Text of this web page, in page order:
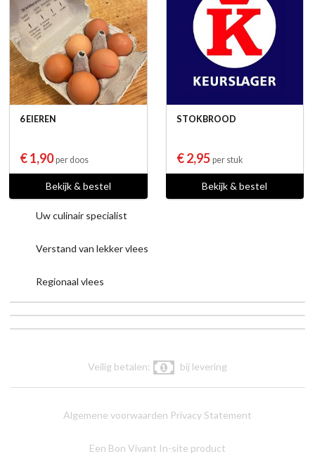
6 EIEREN
€ 1,90per doos
Bekijk & bestel
STOKBROOD
€ 2,95 per stuk
Bekijk & bestel
Uw culinair specialist
Verstand van lekker vlees
Regionaal vlees
Veilig betalen: bij levering
Algemene voorwaarden Privacy Statement
Een Bon Vivant In-site product